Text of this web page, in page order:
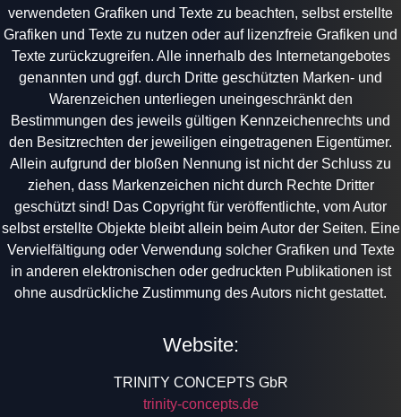
verwendeten Grafiken und Texte zu beachten, selbst erstellte
Grafiken und Texte zu nutzen oder auf lizenzfreie Grafiken und
Texte zurückzugreifen. Alle innerhalb des Internetangebotes
genannten und ggf. durch Dritte geschützten Marken- und
Warenzeichen unterliegen uneingeschränkt den
Bestimmungen des jeweils gültigen Kennzeichenrechts und
den Besitzrechten der jeweiligen eingetragenen Eigentümer.
Allein aufgrund der bloßen Nennung ist nicht der Schluss zu
ziehen, dass Markenzeichen nicht durch Rechte Dritter
geschützt sind! Das Copyright für veröffentlichte, vom Autor
selbst erstellte Objekte bleibt allein beim Autor der Seiten. Eine
Vervielfältigung oder Verwendung solcher Grafiken und Texte
in anderen elektronischen oder gedruckten Publikationen ist
ohne ausdrückliche Zustimmung des Autors nicht gestattet.
Website:
TRINITY CONCEPTS GbR
trinity-concepts.de